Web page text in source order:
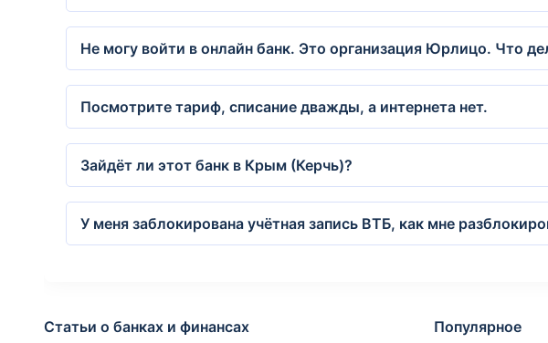
Не могу войти в онлайн банк. Это организация Юрлицо. Что
Посмотрите тариф, списание дважды, а интернета нет.
Зайдёт ли этот банк в Крым (Керчь)?
У меня заблокирована учётная запись ВТБ, как мне
Статьи о банках и финансах Популярное